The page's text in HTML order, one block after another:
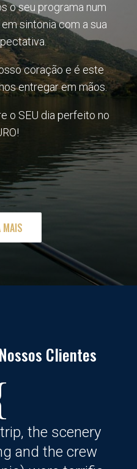
o seu programa num
sintonia com a sua
coração e é este
entregar em mãos.
o SEU dia perfeito no
MAIS
Clientes
the scenery
and the crew